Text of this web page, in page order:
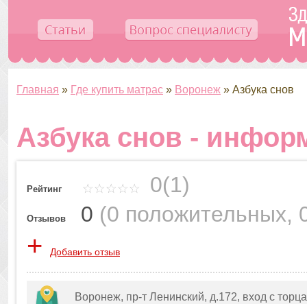
Главная » Где купить матрас » Воронеж » Азбука снов
Азбука снов -
Рейтинг 0(1)
Отзывов 0 (0 положительных,
+ Добавить отзыв
Воронеж, пр-т Ленинский, д.172, вход с